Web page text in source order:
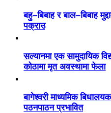
बहु–बिबाह र बाल–बिबाह
पक्राउ
सल्यानमा एक सामुदायिक
कोठामा मृत अवस्थामा फेला
बागेश्वरी माध्यमिक
पठनपाठन प्रभावित